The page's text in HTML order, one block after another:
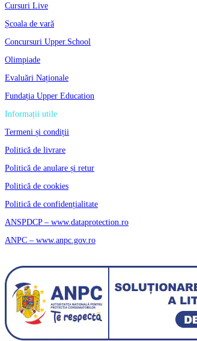
Cursuri Live
Școala de vară
Concursuri Upper.School
Olimpiade
Evaluări Naționale
Fundația Upper Education
Informații utile
Termeni și condiții
Politică de livrare
Politică de anulare și retur
Politică de cookies
Politică de confidențialitate
ANSPDCP – www.dataprotection.ro
ANPC – www.anpc.gov.ro